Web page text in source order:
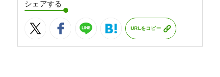
シェアする
URLをコピー